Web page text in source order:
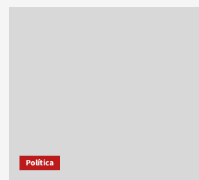
Política